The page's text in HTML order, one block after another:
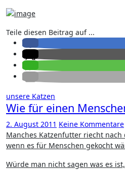
Teile diesen Beitrag auf ...
unsere Katzen
Wie für einen
2. August 2011 Keine Kommentare
Manches Katzenfutter riecht nach dem öffnen der Dose so als
wenn es für Menschen gekocht
Würde man nicht sagen was es